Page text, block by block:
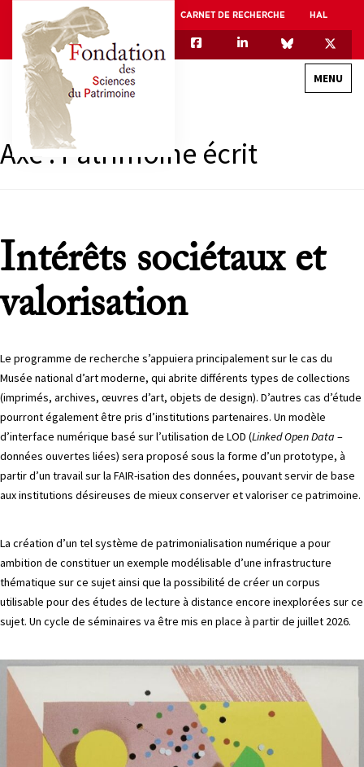
CARNET DE RECHERCHE HAL
MENU
QUI SOMMES-NOUS
EQUIPEX PATRIMEX
PROJETS
CHERCHEURS
APPELS À PROJETS
AGENDA
Axe :Patrimoine écrit
Intérêts sociétaux et
valorisation
Le programme de recherche s’appuiera principalement sur le cas du
Musée national d’art moderne, qui abrite différents types de collections
(imprimés, archives, œuvres d’art, objets de design). D’autres cas d’étude
pourront également être pris d’institutions partenaires. Un modèle
d’interface numérique basé sur l’utilisation de LOD (Linked Open Data –
données ouvertes liées) sera proposé sous la forme d’un prototype, à
partir d’un travail sur la FAIR-isation des données, pouvant servir de base
aux institutions désireuses de mieux conserver et valoriser ce patrimoine.
La création d’un tel système de patrimonialisation numérique a pour
ambition de constituer un exemple modélisable d’une infrastructure
thématique sur ce sujet ainsi que la possibilité de créer un corpus
utilisable pour des études de lecture à distance encore inexplorées sur ce
sujet. Un cycle de séminaires va être mis en place à partir de juillet 2026.